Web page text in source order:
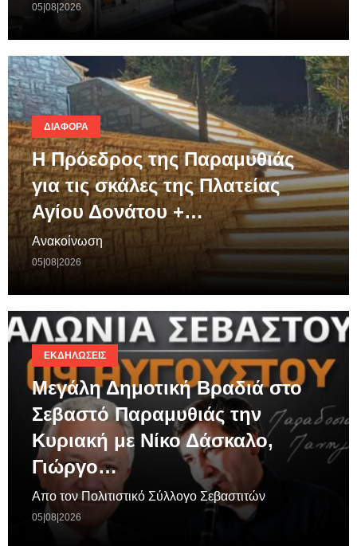
05|08|2026
ΔΙΆΦΟΡΑ
Η Πρόεδρος της Παραμυθιάς
για τις σκάλες της Πλατείας
Αγίου Δονάτου +…
Ανακοίνωση
05|08|2026
ΕΚΔΗΛΏΣΕΙΣ
Μεγάλη Δημοτική Βραδιά στο
Σεβαστό Παραμυθιάς την
Κυριακή με Νίκο Δάσκαλο,
Γιώργο…
Απο τον Πολιτιστικό Σύλλογο Σεβαστιτών
05|08|2026